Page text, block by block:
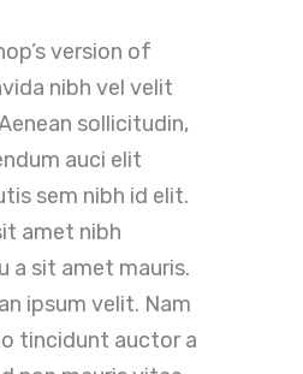
version of
nibh vel velit
sollicitudin,
auci elit
sem nibh id elit.
amet nibh
a sit amet mauris.
ipsum velit. Nam
tincidunt auctor a